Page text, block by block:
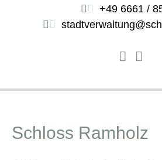
+49 6661 /
Schloss Ramholz